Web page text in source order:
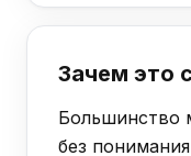
Зачем это
Большинство
без